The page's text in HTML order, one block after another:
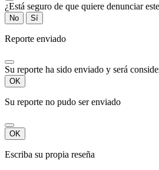
¿Está seguro de que quiere denunciar
No Sí
Reporte enviado
Su reporte ha sido enviado y será
OK
Su reporte no pudo ser enviado
OK
Escriba su propia reseña